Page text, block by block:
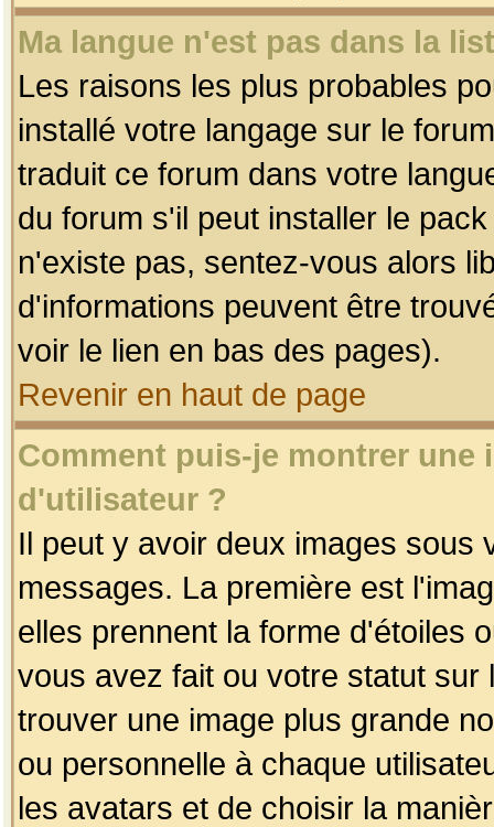
Ma langue n'est pas dans la
Les raisons les plus probables
installé votre langage sur le
traduit ce forum dans votre
du forum s'il peut installer le
n'existe pas, sentez-vous alors
d'informations peuvent être
voir le lien en bas des pages).
Revenir en haut de page
Comment puis-je montrer une
d'utilisateur ?
Il peut y avoir deux images sous
messages. La première est
elles prennent la forme d'étoiles
vous avez fait ou votre statut
trouver une image plus grande
ou personnelle à chaque
les avatars et de choisir la